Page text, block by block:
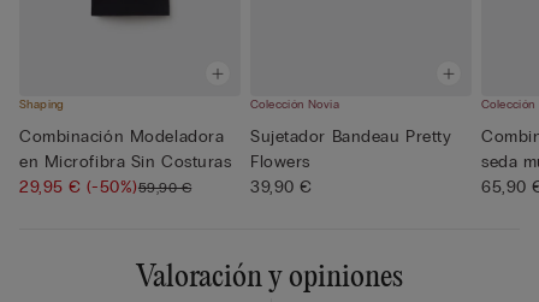
Shaping
Combinación Modeladora
en Microfibra Sin Costuras
29,95 €(-50%)59,90 €
Colección Novia
Sujetador Bandeau Pretty
Flowers
39,90 €
Colección
seda
65,90
Valoración y opiniones